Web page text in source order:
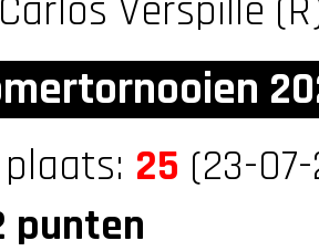
Carlos Verspille
25 (23-
punten